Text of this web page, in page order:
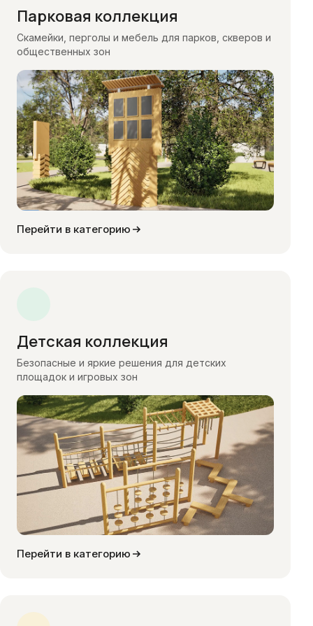
Парковая коллекция
Скамейки, перголы и мебель для парков, скверов и
общественных зон
Перейти в категорию
Детская коллекция
Безопасные и яркие решения для детских
площадок и игровых зон
Перейти в категорию